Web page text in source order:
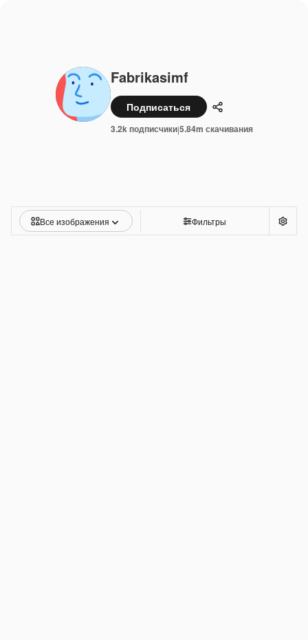
Fabrikasimf
Подписаться Поделиться
3.2k подписчики|5.84m скачивания
Все изображения Фильтры